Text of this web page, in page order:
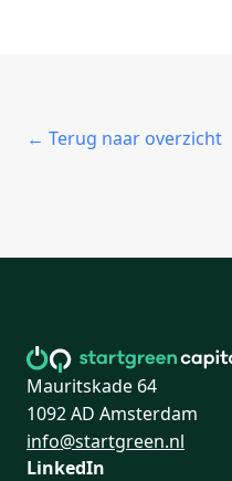
← Terug naar overzicht
Mauritskade 64
1092 AD Amsterdam
info@startgreen.nl
LinkedIn